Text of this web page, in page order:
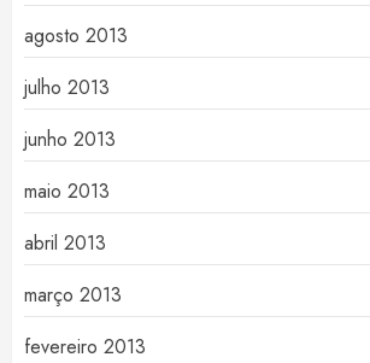
agosto 2013
julho 2013
junho 2013
maio 2013
abril 2013
março 2013
fevereiro 2013